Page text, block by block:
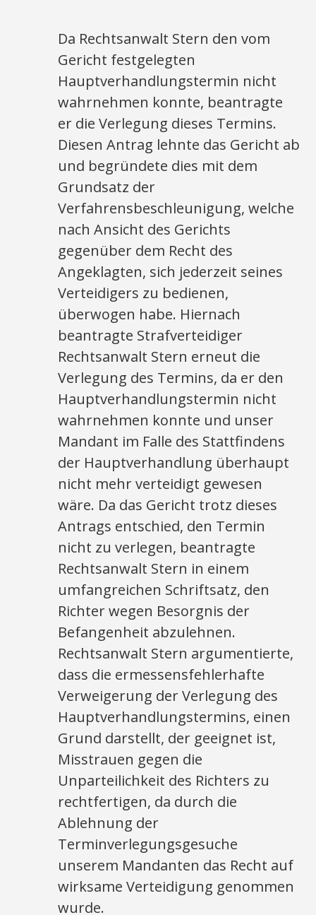
Da Rechtsanwalt Stern den vom
Gericht festgelegten
Hauptverhandlungstermin nicht
wahrnehmen konnte, beantragte
er die Verlegung dieses Termins.
Diesen Antrag lehnte das Gericht ab
und begründete dies mit dem
Grundsatz der
Verfahrensbeschleunigung, welche
nach Ansicht des Gerichts
gegenüber dem Recht des
Angeklagten, sich jederzeit seines
Verteidigers zu bedienen,
überwogen habe. Hiernach
beantragte Strafverteidiger
Rechtsanwalt Stern erneut die
Verlegung des Termins, da er den
Hauptverhandlungstermin nicht
wahrnehmen konnte und unser
Mandant im Falle des Stattfindens
der Hauptverhandlung überhaupt
nicht mehr verteidigt gewesen
wäre. Da das Gericht trotz dieses
Antrags entschied, den Termin
nicht zu verlegen, beantragte
Rechtsanwalt Stern in einem
umfangreichen Schriftsatz, den
Richter wegen Besorgnis der
Befangenheit abzulehnen.
Rechtsanwalt Stern argumentierte,
dass die ermessensfehlerhafte
Verweigerung der Verlegung des
Hauptverhandlungstermins, einen
Grund darstellt, der geeignet ist,
Misstrauen gegen die
Unparteilichkeit des Richters zu
rechtfertigen, da durch die
Ablehnung der
Terminverlegungsgesuche
unserem Mandanten das Recht auf
wirksame Verteidigung genommen
wurde.